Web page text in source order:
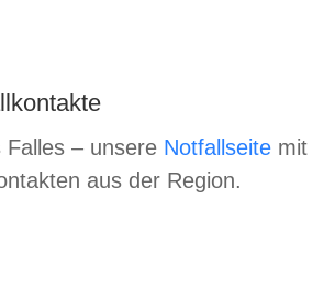
Falles – unsere Notfallseite mit
aus der Region.